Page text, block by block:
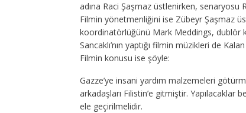
adına Raci Şaşmaz üstlenirken, senaryosu
Filmin yönetmenliğini ise Zübeyr Şaşmaz
koordinatörlüğünü Mark Meddings, dublör
Sancaklı’nın yaptığı filmin müzikleri de
Filmin konusu ise şöyle:
Gazze’ye insani yardım malzemeleri
arkadaşları Filistin’e gitmiştir. Yapılacaklar
ele geçirilmelidir.